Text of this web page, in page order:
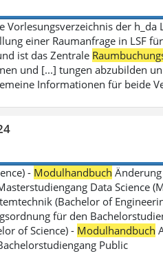
Vorlesungsverzeichnis der h_da
einer Raumanfrage in LSF
ist das Zentrale
und [...] tungen abzubilden
Informationen für beide
- Modulhandbuch
Data Science
(Bachelor of
für den
of Science) - Modulhandbuch
Public